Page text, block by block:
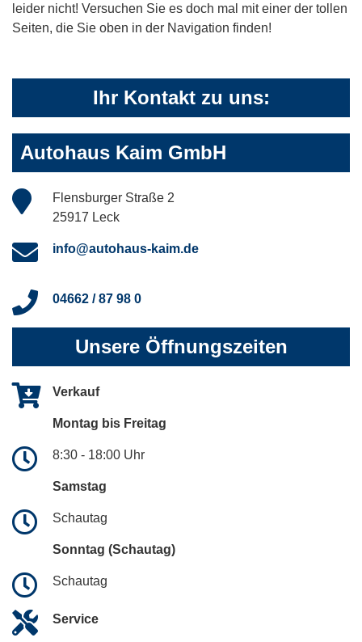
leider nicht! Versuchen Sie es doch mal mit einer der tollen
Seiten, die Sie oben in der Navigation finden!
Ihr Kontakt zu uns:
Autohaus Kaim GmbH
Flensburger Straße 2
25917 Leck
info@autohaus-kaim.de
04662 / 87 98 0
Unsere Öffnungszeiten
Verkauf
Montag bis Freitag
8:30 - 18:00 Uhr
Samstag
Schautag
Sonntag (Schautag)
Schautag
Service